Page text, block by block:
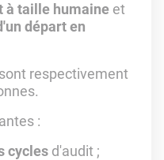
à taille humaine et
départ en
respectivement
:
cycles d'audit ;